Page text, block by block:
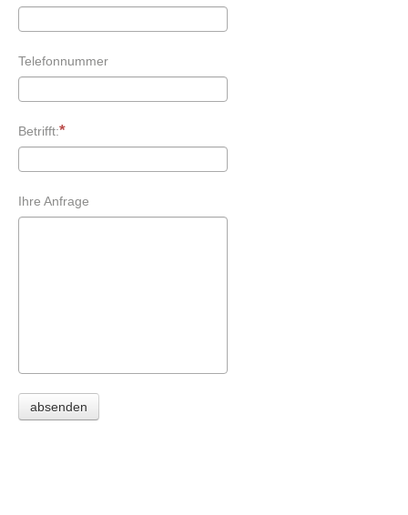
Telefonnummer
Betrifft:
Ihre Anfrage
absenden